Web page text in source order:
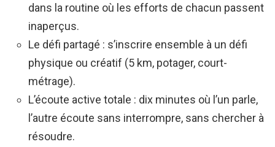
dans la routine où les efforts de chacun passent
inaperçus.
Le défi partagé : s’inscrire ensemble à un défi
physique ou créatif (5 km, potager, court-
métrage).
L’écoute active totale : dix minutes où l’un parle,
l’autre écoute sans interrompre, sans chercher à
résoudre.